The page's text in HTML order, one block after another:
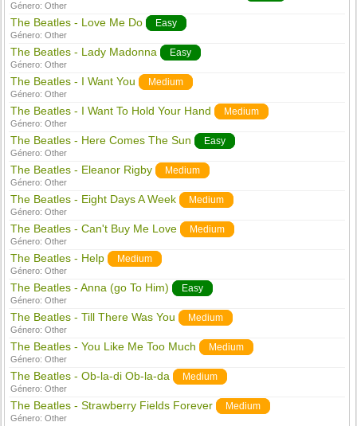
Género:Other
The Beatles - Love Me Do Easy
Género:Other
The Beatles - Lady Madonna Easy
Género:Other
The Beatles - I Want You Medium
Género:Other
The Beatles - I Want To Hold Your Hand Medium
Género:Other
The Beatles - Here Comes The Sun Easy
Género:Other
The Beatles - Eleanor Rigby Medium
Género:Other
The Beatles - Eight Days A Week Medium
Género:Other
The Beatles - Can't Buy Me Love Medium
Género:Other
The Beatles - Help Medium
Género:Other
The Beatles - Anna (go To Him) Easy
Género:Other
The Beatles - Till There Was You Medium
Género:Other
The Beatles - You Like Me Too Much Medium
Género:Other
The Beatles - Ob-la-di Ob-la-da Medium
Género:Other
The Beatles - Strawberry Fields Forever Medium
Género:Other